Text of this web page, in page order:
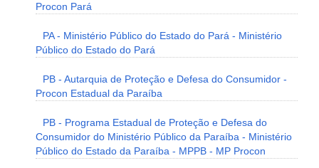
Procon Pará
PA - Ministério Público do Estado do Pará - Ministério
Público do Estado do Pará
PB - Autarquia de Proteção e Defesa do Consumidor -
Procon Estadual da Paraíba
PB - Programa Estadual de Proteção e Defesa do
Consumidor do Ministério Público da Paraíba - Ministério
Público do Estado da Paraíba - MPPB - MP Procon